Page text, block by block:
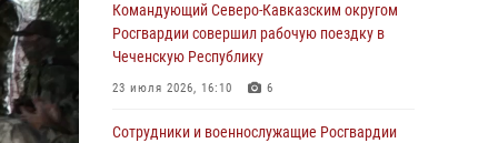
06 августа 2026, 21:01
В Нижнем Новгороде состоялось
Всероссийское совещание-семинар по
охраны Росгвардии (видео)
Командующий Северо-Кавказским округом
Росгвардии совершил рабочую поездку в
Чеченскую Республику
23 июля 2026, 16:10 6
Сотрудники и военнослужащие Росгвардии